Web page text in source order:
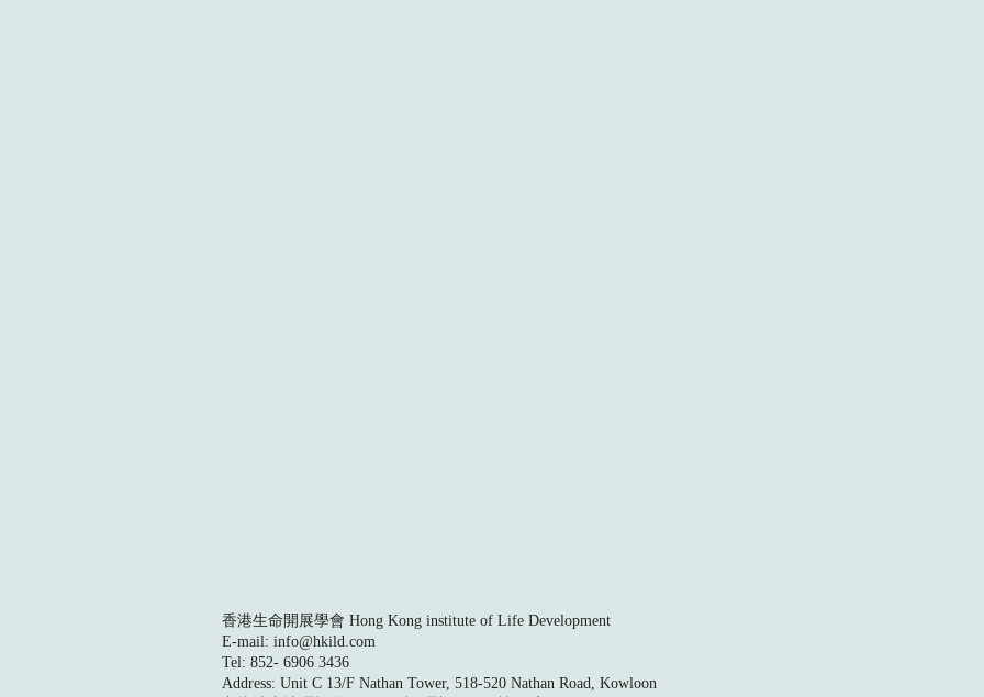
香港生命開展學會 Hong Kong institute of Life Development
E-mail: info@hkild.com
Tel: 852- 6906 3436
Address: Unit C 13/F Nathan Tower, 518-520 Nathan Road, Kowloon